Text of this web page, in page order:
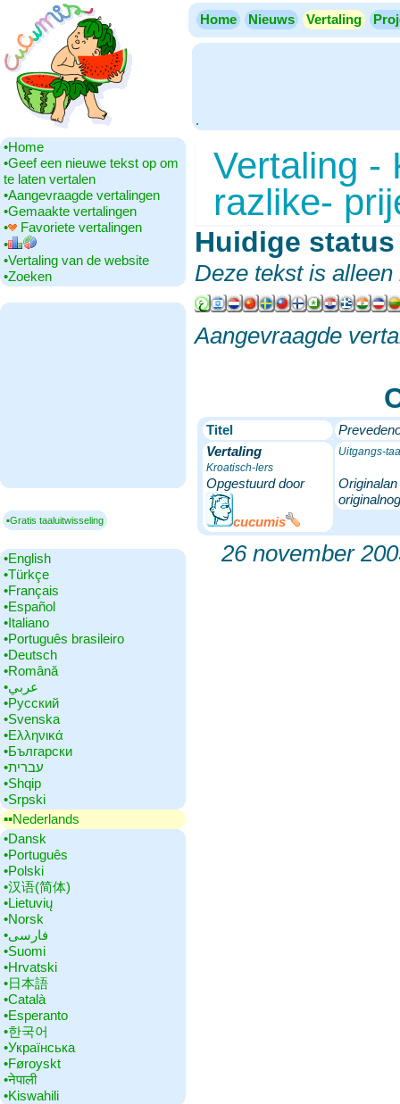
Home Nieuws Vertaling
.
•‎Home
•‎Geef een nieuwe tekst op om
te laten vertalen
•‎Aangevraagde vertalingen
•‎Gemaakte vertalingen
•‎
Favoriete vertalingen
•‎
•‎Vertaling van de website
•‎Zoeken
▪Gratis taaluitwisseling
•‎English
•‎Türkçe
•‎Français
•‎Español
•‎Italiano
•‎Português brasileiro
•‎Deutsch
•‎Română
•‎عربي
•‎Русский
•‎Svenska
•‎Ελληνικά
•‎Български
•‎עברית
•‎Shqip
•‎Srpski
▪▪‎Nederlands
•‎Dansk
•‎Português
•‎Polski
•‎汉语(简体)
•‎Lietuvių
•‎Norsk
•‎فارسی
•‎Suomi
•‎Hrvatski
•‎日本語
•‎Català
•‎Esperanto
•‎한국어
•‎Українська
•‎Føroyskt
•‎नेपाली
•‎Kiswahili
Vertaling -
razlike-
Huidige status
Deze tekst is
Aangevraagde
Titel
Vertaling
Kroatisch-Iers
Opgestuurd door
cucumis
Uitgangs-
26 november